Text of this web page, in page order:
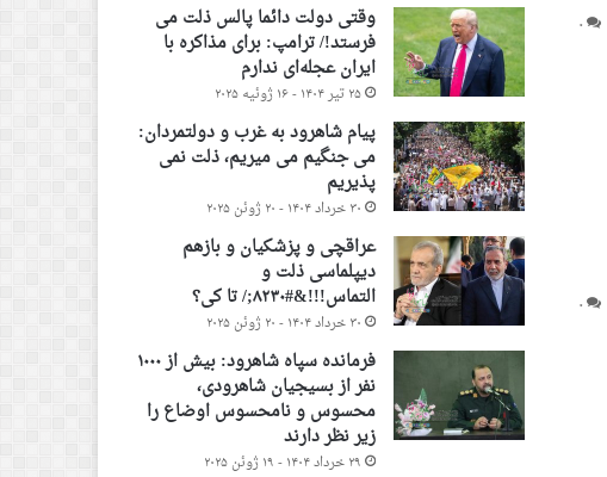
۰
۰
وقتی دولت دائما پالس ذلت می
فرستد!/ ترامپ: برای مذاکره با
ایران عجله‌ای ندارم
۲۵ تیر ۱۴۰۴ - ۱۶ ژوئیه ۲۰۲۵
پیام شاهرود به غرب و دولتمردان:
می جنگیم می میریم، ذلت نمی
پذیریم
۳۰ خرداد ۱۴۰۴ - ۲۰ ژوئن ۲۰۲۵
عراقچی و پزشکیان و بازهم
دیپلماسی ذلت و
التماس!!!&#۸۲۳۰;/ تا کی؟
۳۰ خرداد ۱۴۰۴ - ۲۰ ژوئن ۲۰۲۵
فرمانده سپاه شاهرود: بیش از ۱۰۰۰
نفر از بسیجیان شاهرودی،
محسوس و نامحسوس اوضاع را
زیر نظر دارند
۲۹ خرداد ۱۴۰۴ - ۱۹ ژوئن ۲۰۲۵